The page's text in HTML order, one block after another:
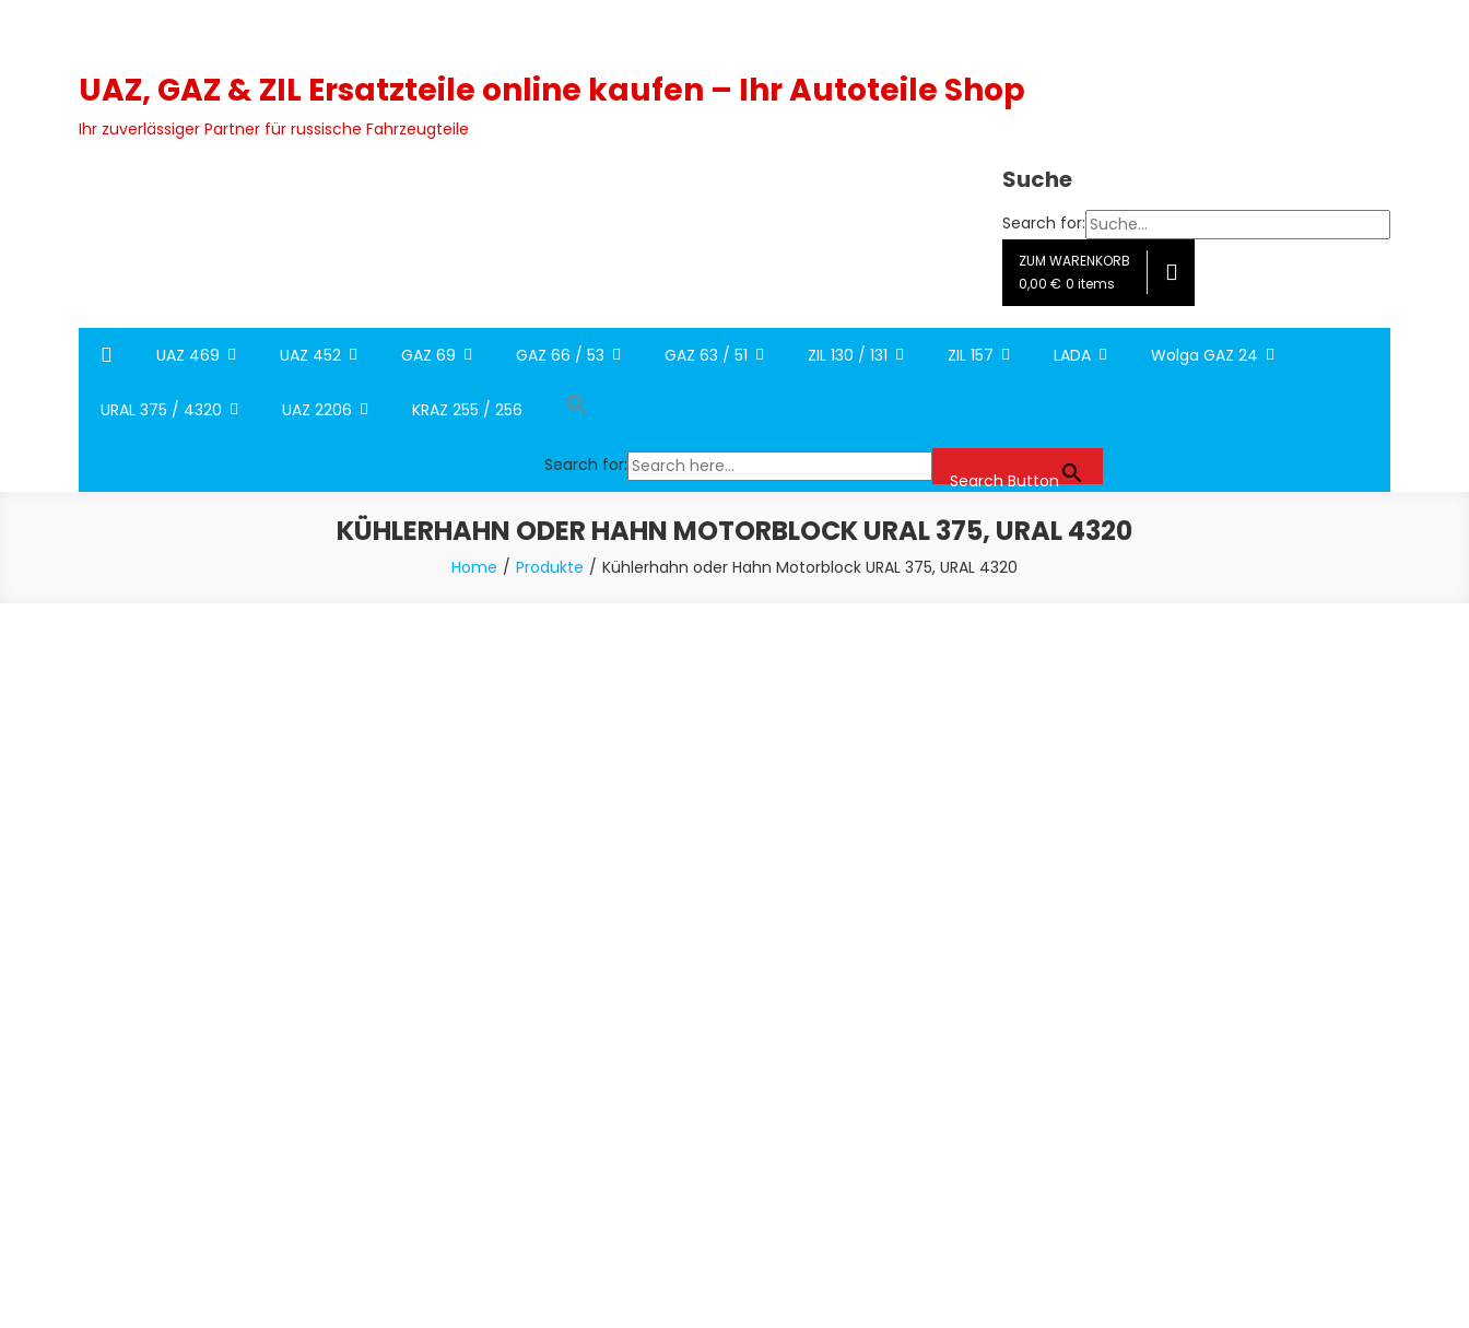
UAZ, GAZ & ZIL Ersatzteile online kaufen – Ihr Autoteile Shop
Ihr zuverlässiger Partner für russische Fahrzeugteile
Suche
Search for:
ZUM WARENKORB
0,00 € 0 items
UAZ 469 UAZ 452 GAZ 69 GAZ 66 / 53 GAZ 63 / 51 ZIL 130 / 131 ZIL 157 LADA Wolga GAZ 24
URAL 375 / 4320 UAZ 2206 KRAZ 255 / 256
Search for:
Search Button
KÜHLERHAHN ODER HAHN MOTORBLOCK URAL 375, URAL 4320
Home Produkte Kühlerhahn oder Hahn Motorblock URAL 375, URAL 4320